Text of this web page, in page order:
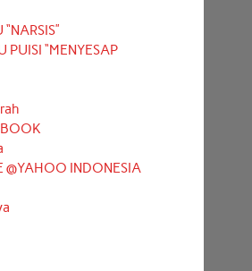
PUISI “MENYESAP
@YAHOO INDONESIA